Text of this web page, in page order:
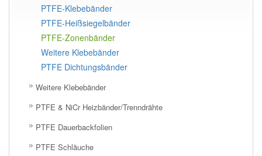
PTFE-Klebebänder
PTFE-Heißsiegelbänder
PTFE-Zonenbänder
Weitere Klebebänder
PTFE Dichtungsbänder
Weitere Klebebänder
PTFE & NiCr Heizbänder/Trenndrähte
PTFE Dauerbackfolien
PTFE Schläuche